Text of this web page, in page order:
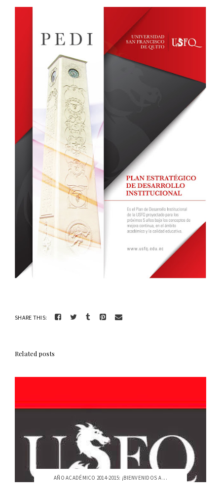
SHARE THIS:
Related posts
AÑO ACADÉMICO 2014-2015: ¡BIENVENIDOS A ...